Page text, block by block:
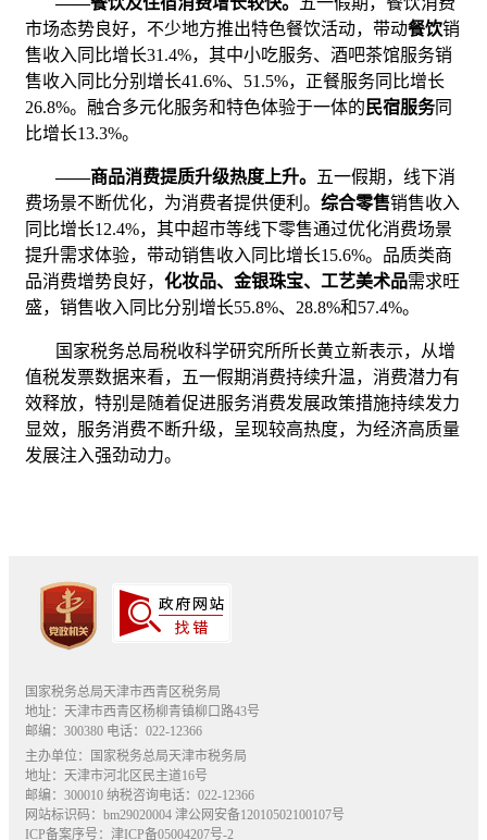
市场态势良好，不少地方推出特色餐饮活动，带动餐饮销
售收入同比增长31.4%，其中小吃服务、酒吧茶馆服务销
售收入同比分别增长41.6%、51.5%，正餐服务同比增长
26.8%。融合多元化服务和特色体验于一体的 民宿服务同
比增长13.3%。
——商品消费提质升级热度上升。
五一假期，线下消
费场景不断优化，为消费者提供便利。综合零售销售收入
同比增长12.4%，其中超市等线下零售通过优化消费场景
提升需求体验，带动销售收入同比增长15.6%。品质类商
品消费增势良好，化妆品、金银珠宝、工艺美术品需求旺
盛，销售收入同比分别增长55.8%、28.8%和57.4%。
国家税务总局税收科学研究所所长黄立新表示，从增
值税发票数据来看，五一假期消费持续升温，消费潜力有
效释放，特别是随着促进服务消费发展政策措施持续发力
显效，服务消费不断升级，呈现较高热度，为经济高质量
发展注入强劲动力。
国家税务总局天津市西青区税务局
地址：天津市西青区杨柳青镇柳口路43号
邮编：300380 电话：022-12366
主办单位：国家税务总局天津市税务局
地址：天津市河北区民主道16号
邮编：300010 纳税咨询电话：022-12366
网站标识码：bm29020004 津公网安备12010502100107号
ICP备案序号：津ICP备05004207号-2